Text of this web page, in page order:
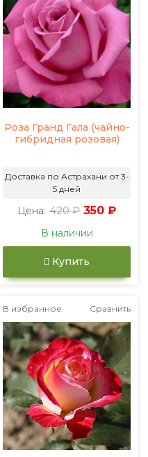
Роза Гранд Гала (чайно-
гибридная розовая)
Доставка по Астрахани от 3-
5 дней
Цена: 420 ₽ 350 ₽
В наличии
Купить
В избранное Сравнить